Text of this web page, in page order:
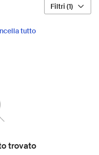
Filtri (1)
tutto
trovato